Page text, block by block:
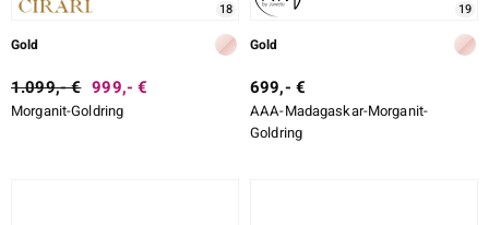
18
Gold
1.099,- € 999,- €
Morganit-Goldring
19
Gold
699,- €
AAA-Madagaskar-Morganit-
Goldring